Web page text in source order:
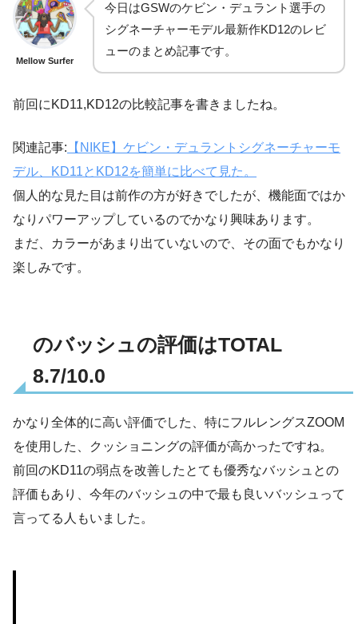
Mellow Surfer
今日はGSWのケビン・デュラント選手の
シグネーチャーモデル最新作KD12のレビ
ューのまとめ記事です。
前回にKD11,KD12の比較記事を書きましたね。
関連記事: 【NIKE】ケビン・デュラントシグネーチャーモ
デル、KD11とKD12を簡単に比べて見た。
個人的な見た目は前作の方が好きでしたが、機能面ではか
なりパワーアップしているのでかなり興味あります。
まだ、カラーがあまり出ていないので、その面でもかなり
楽しみです。
のバッシュの評価はTOTAL
8.7/10.0
かなり全体的に高い評価でした、特にフルレングスZOOM
を使用した、クッショニングの評価が高かったですね。
前回のKD11の弱点を改善したとても優秀なバッシュとの
評価もあり、今年のバッシュの中で最も良いバッシュって
言ってる人もいました。